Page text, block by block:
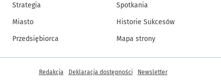
Strategia
Miasto
Przedsiębiorca
Spotkania
Historie Sukcesów
Mapa strony
Inne informacje
Redakcja Deklaracja dostępności Newsletter